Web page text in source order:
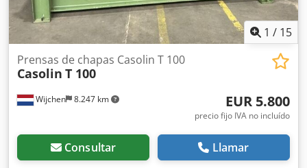
1 / 15
Wijchen 8.247 km
Prensas de chapas Casolin T 100
Casolin T 100
EUR 5.800
precio fijo IVA no incluído
Consultar Llamar